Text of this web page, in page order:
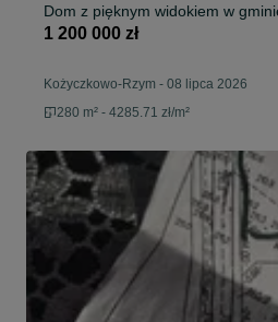
Dom z
1 200 000 zł
Kożyczkowo-Rzym - 08 lipca 2026
280 m² - 4285.71 zł/m²